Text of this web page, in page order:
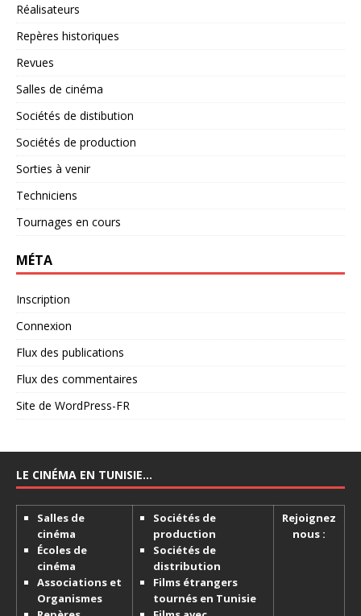
Réalisateurs
Repères historiques
Revues
Salles de cinéma
Sociétés de distibution
Sociétés de production
Sorties à venir
Techniciens
Tournages en cours
MÉTA
Inscription
Connexion
Flux des publications
Flux des commentaires
Site de WordPress-FR
LE CINÉMA EN TUNISIE…
Salles de
cinéma
Écoles de
cinéma
Associations et
Organismes
Sociétés de
production
Sociétés de
distribution
Films étrangers
tournés en Tunisie
Rejoignez
nous :